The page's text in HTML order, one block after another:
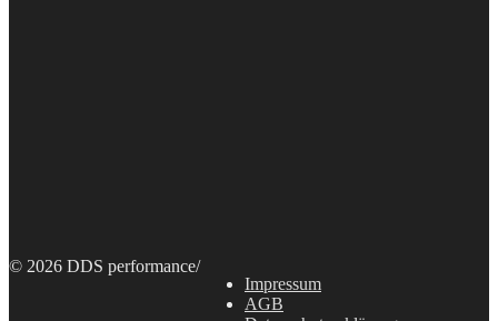
© 2026 DDS performance/
Impressum
AGB